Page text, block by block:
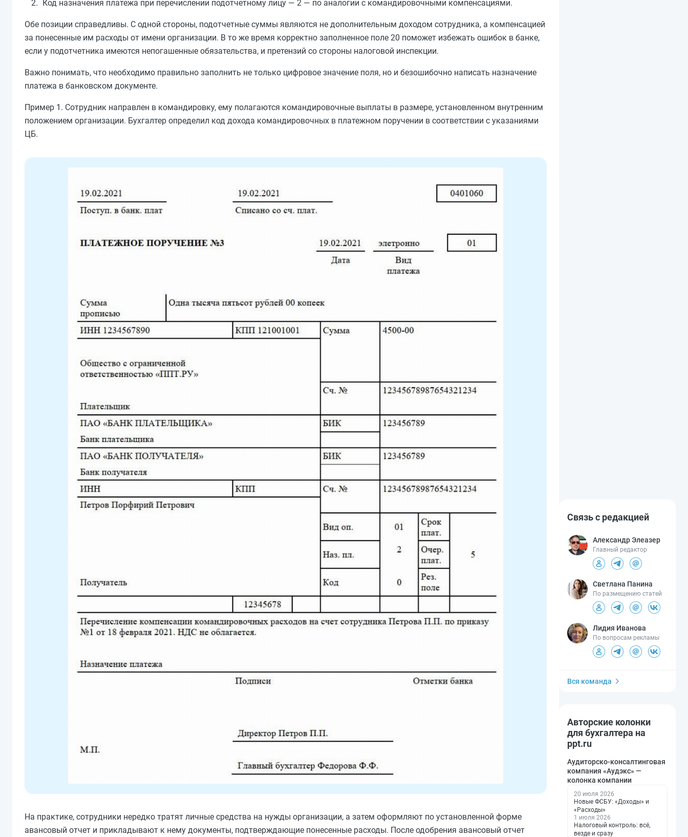
Код назначения платежа при перечислении подотчетному лицу — 2 — по аналогии с командировочными компенсациями.
Обе позиции справедливы. С одной стороны, подотчетные суммы являются не дополнительным доходом сотрудника, а компенсацией
за понесенные им расходы от имени организации. В то же время корректно заполненное поле 20 поможет избежать ошибок в банке,
если у подотчетника имеются непогашенные обязательства, и претензий со стороны налоговой инспекции.
Важно понимать, что необходимо правильно заполнить не только цифровое значение поля, но и безошибочно написать назначение
платежа в банковском документе.
Пример 1. Сотрудник направлен в командировку, ему полагаются командировочные выплаты в размере, установленном внутренним
положением организации. Бухгалтер определил код дохода командировочных в платежном поручении в соответствии с указаниями
ЦБ.
На практике, сотрудники нередко тратят личные средства на нужды организации, а затем оформляют по установленной форме
авансовый отчет и прикладывают к нему документы, подтверждающие понесенные расходы. После одобрения авансовый отчет
Связь с редакцией
Александр Элеазер
Главный редактор
Светлана Панина
По размещению статей
Лидия Иванова
По вопросам рекламы
Вся команда
Авторские колонки
для бухгалтера на
ppt.ru
Аудиторско-консалтинговая
компания «Аудэкс» —
колонка компании
20 июля 2026
Новые ФСБУ: «Доходы» и
«Расходы»
1 июля 2026
Налоговый контроль: всё,
везде и сразу